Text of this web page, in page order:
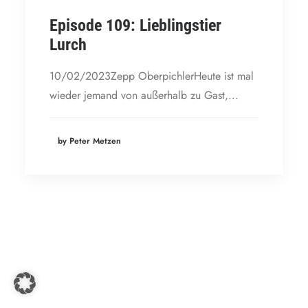
Episode 109: Lieblingstier
Lurch
10/02/2023Zepp OberpichlerHeute ist mal
wieder jemand von außerhalb zu Gast,…
by Peter Metzen